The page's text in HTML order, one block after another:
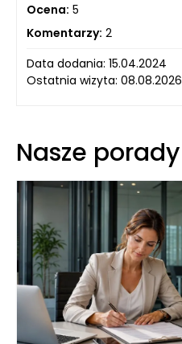
Ocena: 5
Komentarzy: 2
Data dodania: 15.04.2024
Ostatnia wizyta: 08.08.2026
Nasze porady